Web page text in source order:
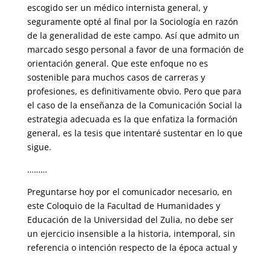
escogido ser un médico internista general, y
seguramente opté al final por la Sociología en razón
de la generalidad de este campo. Así que admito un
marcado sesgo personal a favor de una formación de
orientación general. Que este enfoque no es
sostenible para muchos casos de carreras y
profesiones, es definitivamente obvio. Pero que para
el caso de la enseñanza de la Comunicación Social la
estrategia adecuada es la que enfatiza la formación
general, es la tesis que intentaré sustentar en lo que
sigue.
………
Preguntarse hoy por el comunicador necesario, en
este Coloquio de la Facultad de Humanidades y
Educación de la Universidad del Zulia, no debe ser
un ejercicio insensible a la historia, intemporal, sin
referencia o intención respecto de la época actual y